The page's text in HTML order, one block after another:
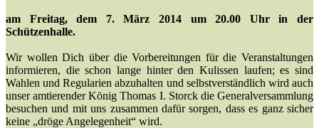
am Freitag, dem 7. März 2014 um 20.00 Uhr in der
Schützenhalle.
Wir wollen Dich über die Vorbereitungen für die Veranstaltungen
informieren, die schon lange hinter den Kulissen laufen; es sind
Wahlen und Regularien abzuhalten und selbstverständlich wird auch
unser amtierender König Thomas I. Storck die Generalversammlung
besuchen und mit uns zusammen dafür sorgen, dass es ganz sicher
keine „dröge Angelegenheit“ wird.